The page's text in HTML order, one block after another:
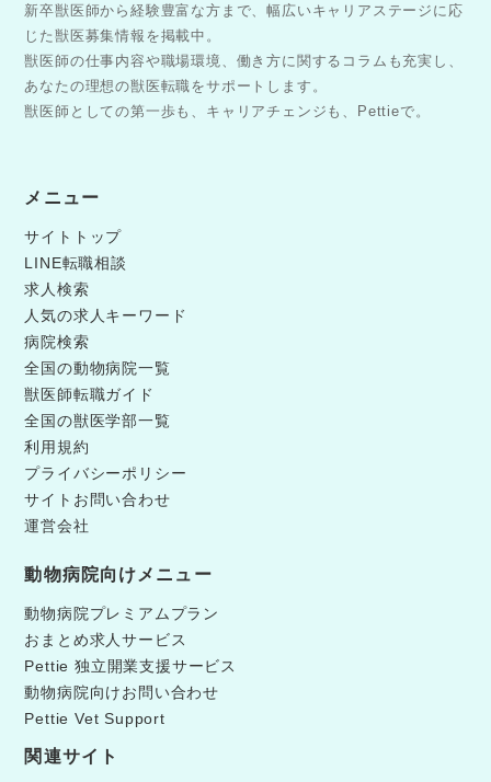
新卒獣医師から経験豊富な方まで、幅広いキャリアステージに応
じた獣医募集情報を掲載中。
獣医師の仕事内容や職場環境、働き方に関するコラムも充実し、
あなたの理想の獣医転職をサポートします。
獣医師としての第一歩も、キャリアチェンジも、Pettieで。
メニュー
サイトトップ
LINE転職相談
求人検索
人気の求人キーワード
病院検索
全国の動物病院一覧
獣医師転職ガイド
全国の獣医学部一覧
利用規約
プライバシーポリシー
サイトお問い合わせ
運営会社
動物病院向けメニュー
動物病院プレミアムプラン
おまとめ求人サービス
Pettie 独立開業支援サービス
動物病院向けお問い合わせ
Pettie Vet Support
関連サイト